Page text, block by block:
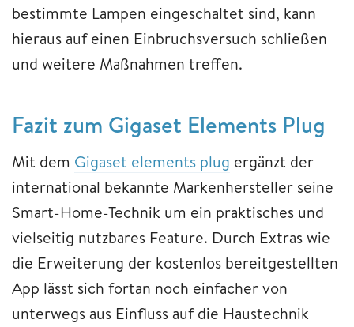
bestimmte Lampen eingeschaltet sind, kann
hieraus auf einen Einbruchsversuch schließen
und weitere Maßnahmen treffen.
Fazit zum Gigaset Elements Plug
Mit dem Gigaset elements plug ergänzt der
international bekannte Markenhersteller seine
Smart-Home-Technik um ein praktisches und
vielseitig nutzbares Feature. Durch Extras wie
die Erweiterung der kostenlos bereitgestellten
App lässt sich fortan noch einfacher von
unterwegs aus Einfluss auf die Haustechnik